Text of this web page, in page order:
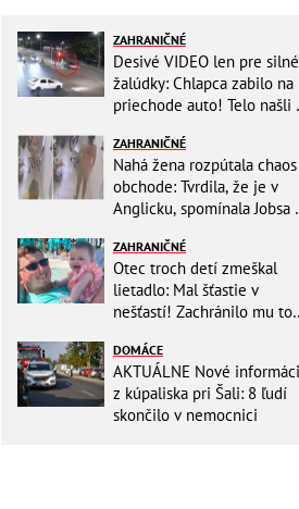
ZAHRANIČNÉ
Desivé VIDEO len pre silné
žalúdky: Chlapca zabilo na
priechode auto! Telo našli
ZAHRANIČNÉ
Nahá žena rozpútala
obchode: Tvrdila, že je v
Anglicku, spomínala Jobsa
ZAHRANIČNÉ
Otec troch detí zmeškal
lietadlo: Mal šťastie v
nešťastí! Zachránilo mu to
DOMÁCE
AKTUÁLNE Nové
z kúpaliska pri Šali: 8 ľudí
skončilo v nemocnici